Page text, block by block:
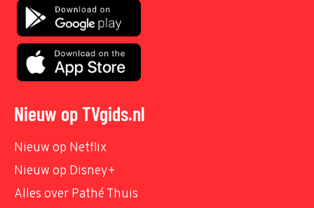
Nieuw op TVgids.nl
Nieuw op Netflix
Nieuw op Disney+
Alles over Pathé Thuis